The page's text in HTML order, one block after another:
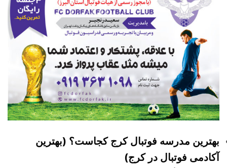
بهترین مدرسه فوتبال کرج کجاست؟ (بهترین
آکادمی فوتبال در کرج)